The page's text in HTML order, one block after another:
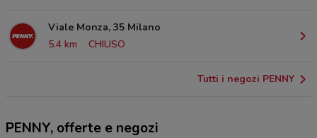
Viale Monza, 35 Milano
5.4 km
CHIUSO
Tutti i negozi PENNY
PENNY, offerte e negozi